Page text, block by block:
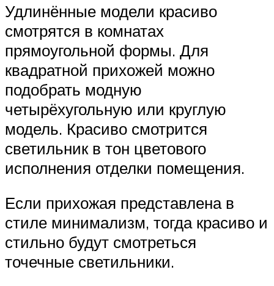
Удлинённые модели красиво
смотрятся в комнатах
прямоугольной формы. Для
квадратной прихожей можно
подобрать модную
четырёхугольную или круглую
модель. Красиво смотрится
светильник в тон цветового
исполнения отделки помещения.
Если прихожая представлена в
стиле минимализм, тогда красиво и
стильно будут смотреться
точечные светильники.